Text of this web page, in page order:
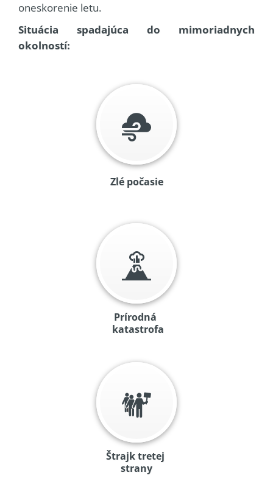
oneskorenie letu.
Situácia spadajúca do mimoriadnych
okolností:
Zlé počasie
Prírodná
katastrofa
Štrajk tretej
strany